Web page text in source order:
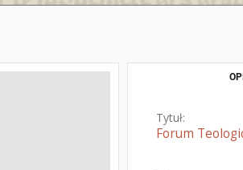
Tytuł:
Forum